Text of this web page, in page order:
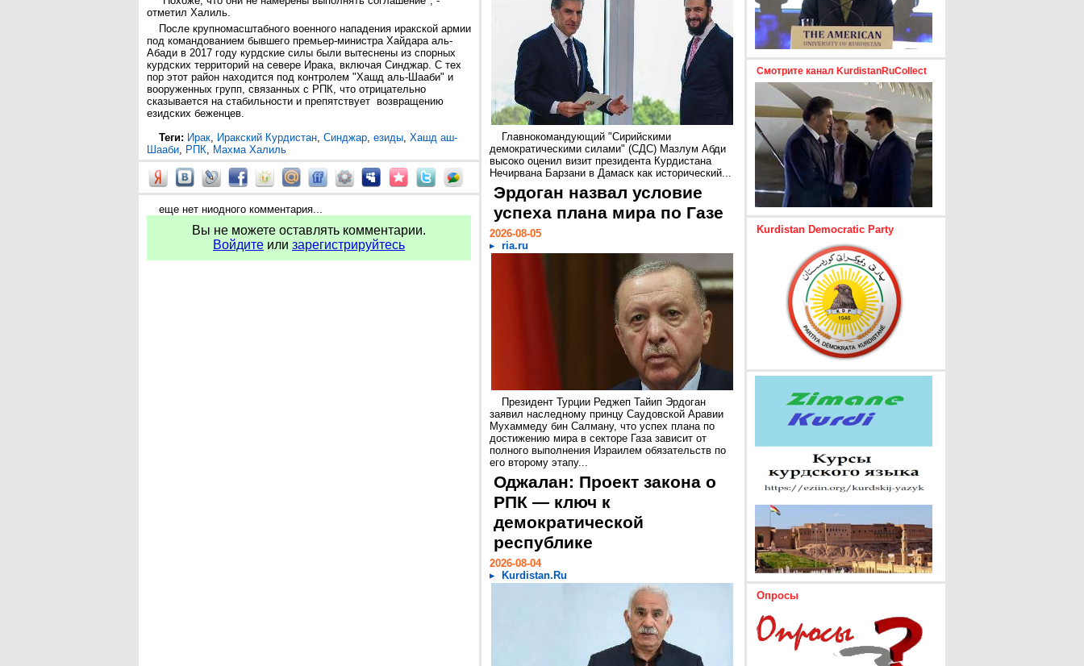
отметил Халиль.
После крупномасштабного военного нападения иракской армии
под командованием бывшего премьер-министра Хайдара аль-
Абади в 2017 году курдские силы были вытеснены из спорных
курдских территорий на севере Ирака, включая Синджар. С тех
пор этот район находится под контролем "Хашд аль-Шааби" и
вооруженных групп, связанных с РПК, что отрицательно
сказывается на стабильности и препятствует возвращению
езидских беженцев.
Теги: Ирак, Иракский Курдистан, Синджар, езиды, Хашд аш-
Шааби, РПК, Махма Халиль
еще нет ниодного комментария...
Вы не можете оставлять комментарии.
Войдите или зарегистрируйтесь
Главнокомандующий "Сирийскими
демократическими силами" (СДС) Мазлум Абди
высоко оценил визит президента Курдистана
Нечирвана Барзани в Дамаск как исторический...
Эрдоган назвал условие
успеха плана мира по Газе
2026-08-05
ria.ru
Президент Турции Реджеп Тайип Эрдоган
заявил наследному принцу Саудовской Аравии
Мухаммеду бин Салману, что успех плана по
достижению мира в секторе Газа зависит от
полного выполнения Израилем обязательств по
его второму этапу...
Оджалан: Проект закона о
РПК — ключ к
демократической
республике
2026-08-04
Kurdistan.Ru
Смотрите канал KurdistanRuCollect
Kurdistan Democratic Party
Опросы